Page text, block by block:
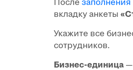
После
вкладку анкеты
Укажите все
сотрудников.
Бизнес-единица —